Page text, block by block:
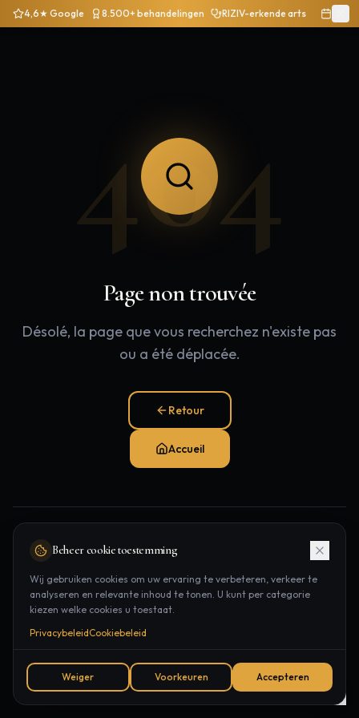
4,6★ Google 8.500+ behandelingen RIZIV-erkende arts
404
Page non trouvée
Désolé, la page que vous recherchez n'existe pas
ou a été déplacée.
Retour
Accueil
Traitements Épilation laser
Contact
Rendez-vous
Beheer cookie toestemming
Wij gebruiken cookies om uw ervaring te verbeteren, verkeer te
analyseren en relevante inhoud te tonen. U kunt per categorie
kiezen welke cookies u toestaat.
PrivacybeleidCookiebeleid
Weiger Voorkeuren Accepteren